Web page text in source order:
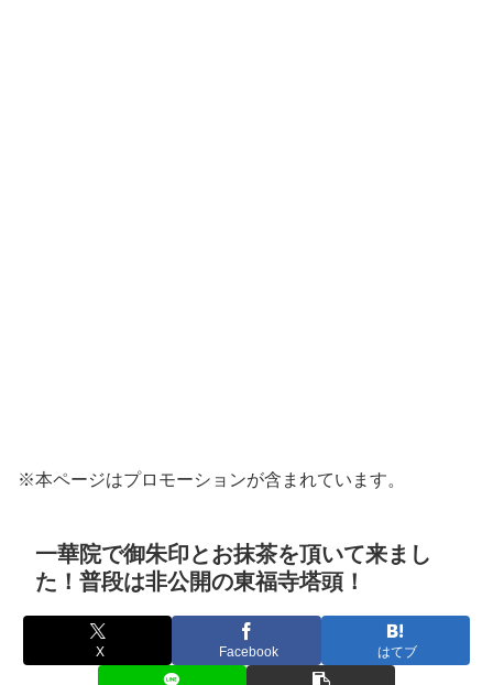
※本ページはプロモーションが含まれています。
一華院で御朱印とお抹茶を頂いて来まし
た！普段は非公開の東福寺塔頭！
X Facebook はてブ